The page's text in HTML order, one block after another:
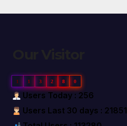
1 1 3 2 8 0
Users Today : 256
Users Last 30 days : 21851